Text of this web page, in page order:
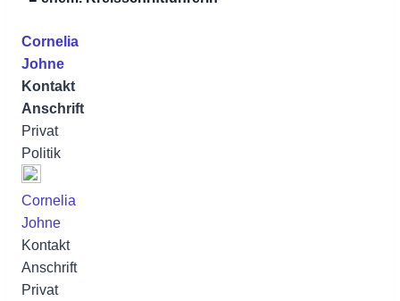
Cornelia
Johne
Kontakt
Anschrift
Privat
Politik
Cornelia
Johne
Kontakt
Anschrift
Privat